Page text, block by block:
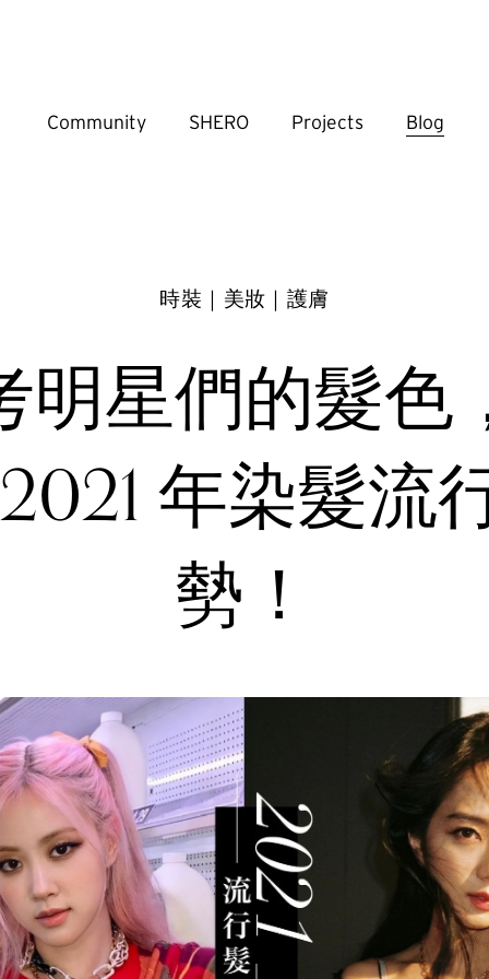
Community SHERO Projects Blog
明星們的髮色
年染髮流
勢！
時裝｜美妝｜護膚